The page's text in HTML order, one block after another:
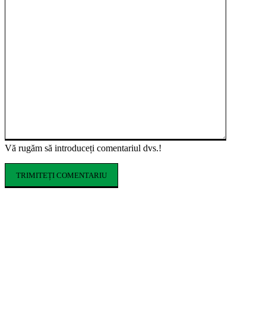
Vă rugăm să introduceți comentariul dvs.!